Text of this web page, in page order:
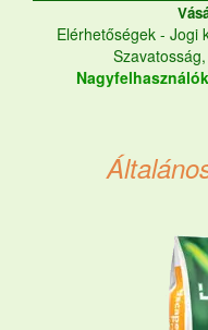
Elérhetőségek - Jogi